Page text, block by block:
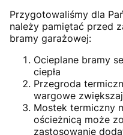
Przygotowaliśmy dla
należy pamiętać przed
bramy garażowej:
Ocieplane bramy
ciepła
Przegroda
wargowe
Mostek termiczny
ościeżnicą może
zastosowanie